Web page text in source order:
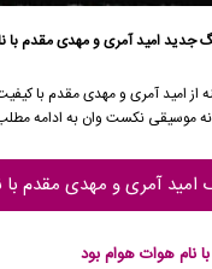
جدیدامید آمریومهدی مقدمبا
از امید آمری ومهدی مقدم
موسیقی نکست وان به ادامه
امید آمری و مهدی مقدم با
نام هوات هوام بود